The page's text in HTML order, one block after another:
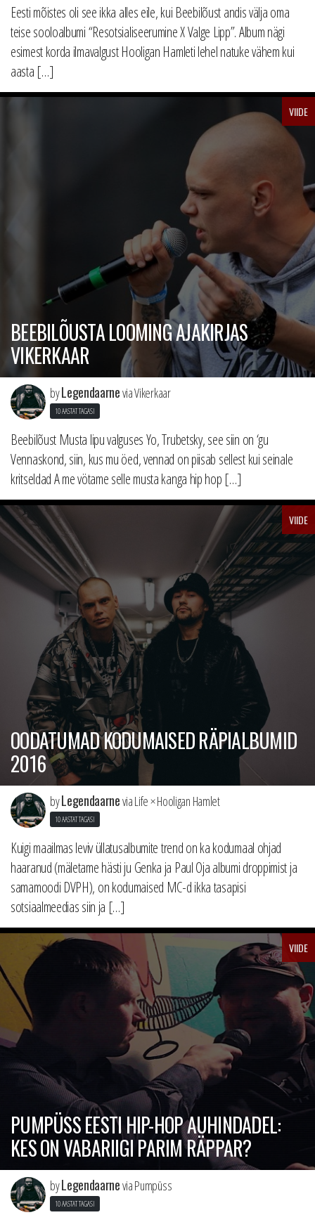
Eesti mõistes oli see ikka alles eile, kui Beebilõust andis välja oma
teise sooloalbumi “Resotsialiseerumine X Valge Lipp”. Album nägi
esimest korda ilmavalgust Hooligan Hamleti lehel natuke vähem kui
aasta […]
VIIDE
BEEBILÕUSTA LOOMING AJAKIRJAS
VIKERKAAR
byLegendaarnevia Vikerkaar
10 AASTAT TAGASI
Beebilõust Musta lipu valguses Yo, Trubetsky, see siin on ‘gu
Vennaskond, siin, kus mu öed, vennad on piisab sellest kui seinale
kritseldad A me vötame selle musta kanga hip hop […]
VIIDE
OODATUMAD KODUMAISED RÄPIALBUMID
2016
byLegendaarnevia Life × Hooligan Hamlet
10 AASTAT TAGASI
Kuigi maailmas leviv üllatusalbumite trend on ka kodumaal ohjad
haaranud (mäletame hästi ju Genka ja Paul Oja albumi droppimist ja
samamoodi DVPH), on kodumaised MC-d ikka tasapisi
sotsiaalmeedias siin ja […]
VIIDE
PUMPÜSS EESTI HIP-HOP AUHINDADEL:
KES ON VABARIIGI PARIM RÄPPAR?
byLegendaarnevia Pumpüss
10 AASTAT TAGASI